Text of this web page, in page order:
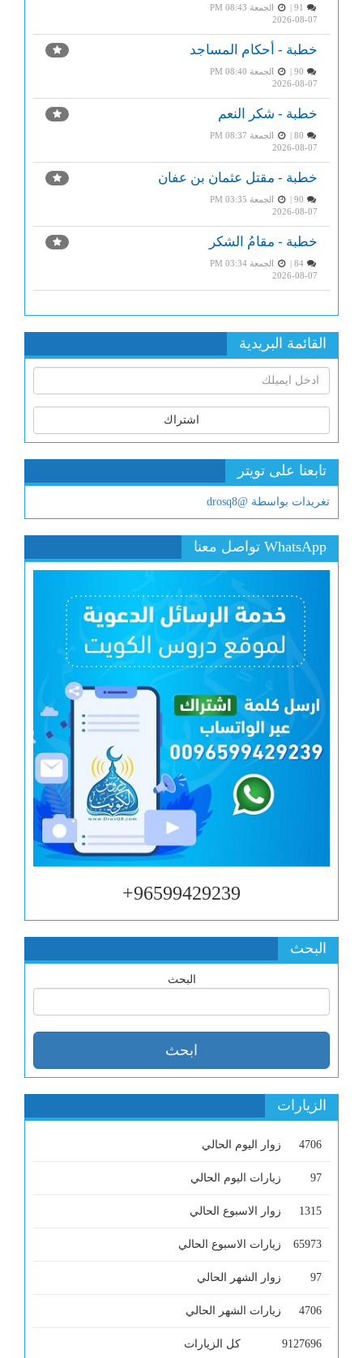
الجمعة PM 08:43
2026-08-07
خطبة - أحكام المساجد
الجمعة PM 08:40
2026-08-07
خطبة - شكر النعم
الجمعة PM 08:37
2026-08-07
خطبة - مقتل عثمان بن عفان
الجمعة PM 03:35
2026-08-07
خطبة - مقامُ الشكر
84 |
الجمعة PM 03:34
2026-08-07
القائمة البريدية
اشتراك
تابعنا على تويتر
تغريدات بواسطة @drosq8
WhatsApp تواصل معنا
96599429239+
البحث
البحث
الزيارات
4706 زوار اليوم الحالي
97 زيارات اليوم الحالي
1315 زوار الاسبوع الحالي
65973 زيارات الاسبوع الحالي
97 زوار الشهر الحالي
4706 زيارات الشهر الحالي
9127696 كل الزيارات